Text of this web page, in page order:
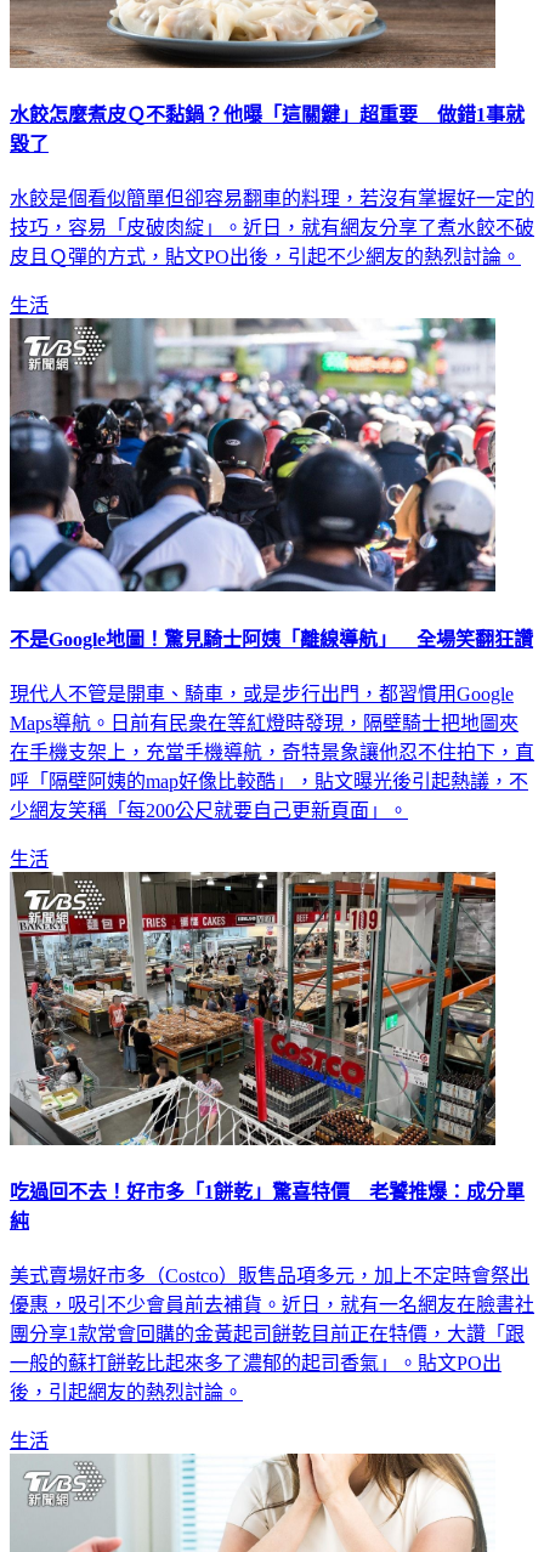
水餃怎麼煮皮Ｑ不黏鍋？他曝「這關鍵」超重要 做錯1事就
毀了
水餃是個看似簡單但卻容易翻車的料理，若沒有掌握好一定的
技巧，容易「皮破肉綻」。近日，就有網友分享了煮水餃不破
皮且Ｑ彈的方式，貼文PO出後，引起不少網友的熱烈討論。
生活
不是Google地圖！驚見騎士阿姨「離線導航」 全場笑翻狂讚
現代人不管是開車、騎車，或是步行出門，都習慣用Google
Maps導航。日前有民衆在等紅燈時發現，隔壁騎士把地圖夾
在手機支架上，充當手機導航，奇特景象讓他忍不住拍下，直
呼「隔壁阿姨的map好像比較酷」，貼文曝光後引起熱議，不
少網友笑稱「每200公尺就要自己更新頁面」。
生活
吃過回不去！好市多「1餅乾」驚喜特價 老饕推爆：成分單
純
美式賣場好市多（Costco）販售品項多元，加上不定時會祭出
優惠，吸引不少會員前去補貨。近日，就有一名網友在臉書社
團分享1款常會回購的金黃起司餅乾目前正在特價，大讚「跟
一般的蘇打餅乾比起來多了濃郁的起司香氣」。貼文PO出
後，引起網友的熱烈討論。
生活